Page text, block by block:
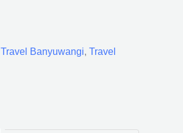
Travel Banyuwangi, Travel